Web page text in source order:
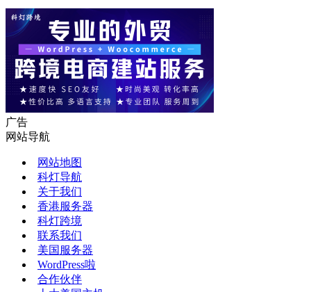
广告
网站导航
网站地图
科灯导航
关于我们
香港服务器
科灯跨境
联系我们
美国服务器
WordPress啦
合作伙伴